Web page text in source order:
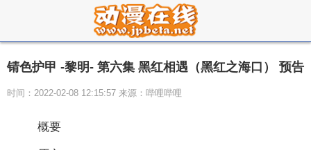
锖色护甲 -黎明- 第六集 黑红相遇（黑红之海口） 预告
时间：2022-02-08 12:15:57 来源：哔哩哔哩
概要